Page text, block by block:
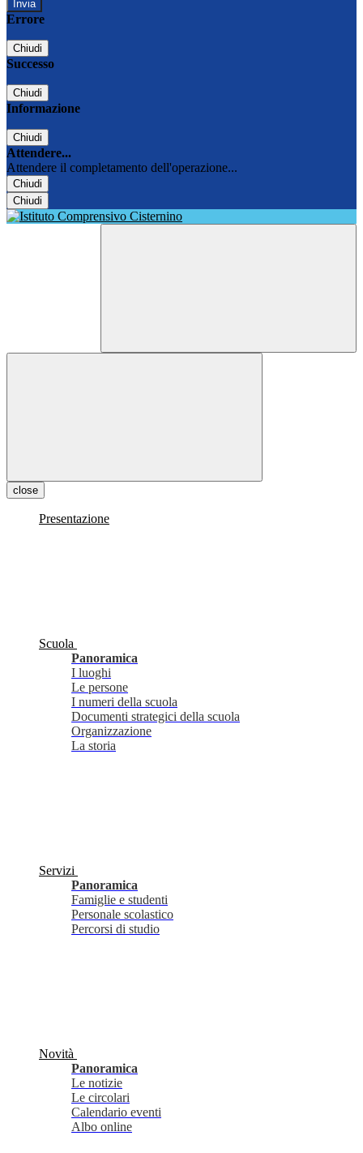
Errore
Chiudi
Successo
Chiudi
Informazione
Chiudi
Attendere...
Attendere il completamento dell'operazione...
Chiudi
Chiudi
close
Presentazione
Scuola
Panoramica
I luoghi
Le persone
I numeri della scuola
Documenti strategici della scuola
Organizzazione
La storia
Servizi
Panoramica
Famiglie e studenti
Personale scolastico
Percorsi di studio
Novità
Panoramica
Le notizie
Le circolari
Calendario eventi
Albo online